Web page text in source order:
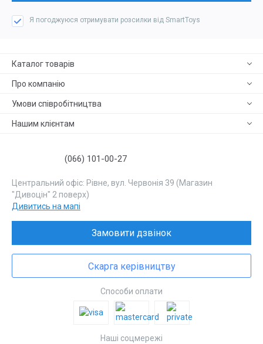
Я погоджуюся отримувати розсилки від SmartToys
Каталог товарів
Про компанію
Умови співробітництва
Нашим клієнтам
(066) 101-00-27
Центральний офіс: Рівне, вул. Червонія 39 (Магазин
"Дивоцін" 2 поверх)
Дивитись на мапі
Замовити дзвінок
Скарга керівництву
Способи оплати
Наші соцмережі